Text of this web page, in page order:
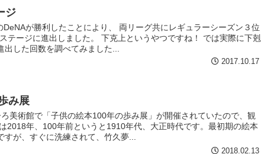
ジ
DeNAが勝利したことにより、 両リーグ共にレギュラーシーズン３位
テージに進出しました。 下克上というやつですね！ では実際に下剋
出した回数を調べてみました...
2017.10.17
み展
美術館で「子供の絵本100年の歩み展」が開催されていたので、観
2018年、100年前というと1910年代、大正時代です。最初期の絵本
が、すぐに洗練されて、竹久夢...
2018.02.13